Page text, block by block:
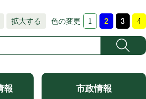
拡大する 色の変更
報 市政情報